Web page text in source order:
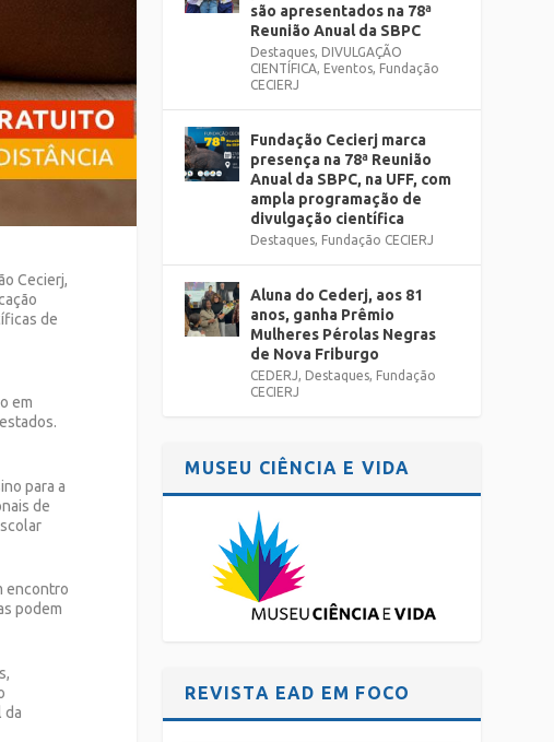
Cecierj,
de
em
para a
de
encontro
podem
da
são apresentados na 78ª
Reunião Anual da SBPC
Destaques, DIVULGAÇÃO
CIENTÍFICA, Eventos, Fundação
CECIERJ
Fundação Cecierj marca
presença na 78ª Reunião
Anual da SBPC, na UFF, com
ampla programação de
divulgação científica
Destaques, Fundação CECIERJ
Aluna do Cederj, aos 81
anos, ganha Prêmio
Mulheres Pérolas Negras
de Nova Friburgo
CEDERJ, Destaques, Fundação
CECIERJ
MUSEU CIÊNCIA E VIDA
REVISTA EAD EM FOCO